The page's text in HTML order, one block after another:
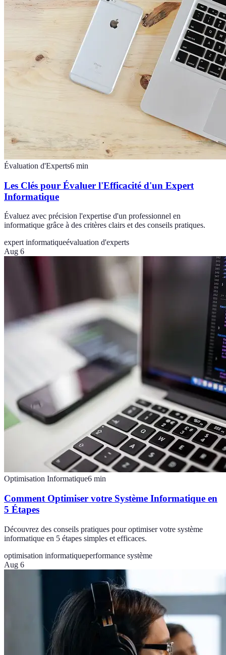
Évaluation d'Experts6 min
Les Clés pour Évaluer l'Efficacité d'un Expert
Informatique
Évaluez avec précision l'expertise d'un professionnel en
informatique grâce à des critères clairs et des conseils pratiques.
expert informatiqueévaluation d'experts
Aug 6
Optimisation Informatique6 min
Comment Optimiser votre Système Informatique en
5 Étapes
Découvrez des conseils pratiques pour optimiser votre système
informatique en 5 étapes simples et efficaces.
optimisation informatiqueperformance système
Aug 6